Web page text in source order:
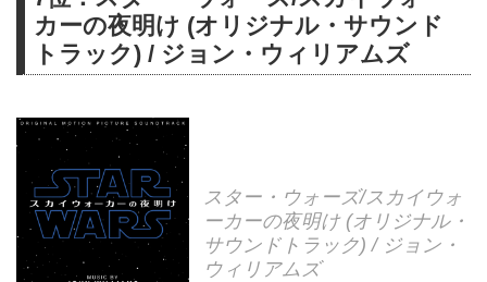
カーの夜明け (オリジナル・サウンド
トラック) / ジョン・ウィリアムズ
スター・ウォーズ/スカイウォ
ーカーの夜明け (オリジナル・
サウンドトラック) / ジョン・
ウィリアムズ